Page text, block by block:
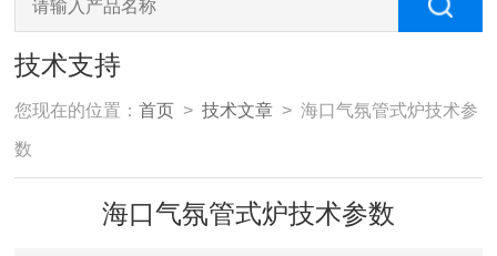
技术支持
您现在的位置：首页 >技术文章 > 海口气氛管式炉技术参
数
海口气氛管式炉技术参数